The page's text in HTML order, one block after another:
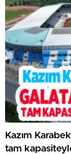
Kazım
tam